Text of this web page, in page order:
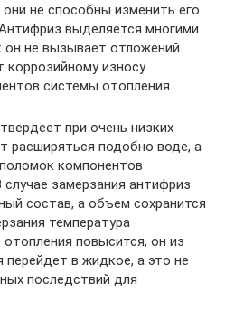
не способны изменить его
выделяется многими
он не вызывает отложений
коррозийному износу
системы отопления.
при очень низких
расширяться подобно воде, а
компонентов
замерзания антифриз
состав, а объем сохранится
температура
повысится, он из
перейдет в жидкое, а это не
последствий для